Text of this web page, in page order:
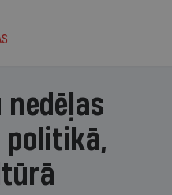
politikā,